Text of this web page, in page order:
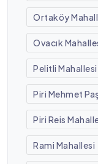
Ortaköy
Ovacık
Pelitli Mahallesi
Piri Mehmet
Piri Reis
Rami Mahallesi